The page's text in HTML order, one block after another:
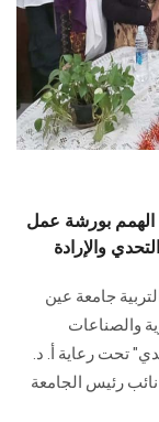
الهمم بورشة عمل
والإرادة
جامعة عين
والصناعات
تحت رعاية أ. د.
رئيس الجامعة